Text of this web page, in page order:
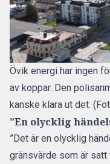
Övik energi har ingen
av koppar. Den
kanske klara ut det.
”En olycklig
”Det är en olycklig
gränsvärde som är